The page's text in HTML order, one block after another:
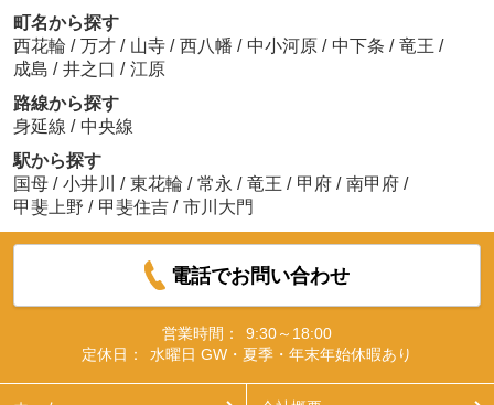
町名から探す
西花輪 / 万才 / 山寺 / 西八幡 / 中小河原 / 中下条 / 竜王 /
成島 / 井之口 / 江原
路線から探す
身延線 / 中央線
駅から探す
国母 / 小井川 / 東花輪 / 常永 / 竜王 / 甲府 / 南甲府 /
甲斐上野 / 甲斐住吉 / 市川大門
電話でお問い合わせ
営業時間：
9:30～18:00
定休日：
水曜日 GW・夏季・年末年始休暇あり